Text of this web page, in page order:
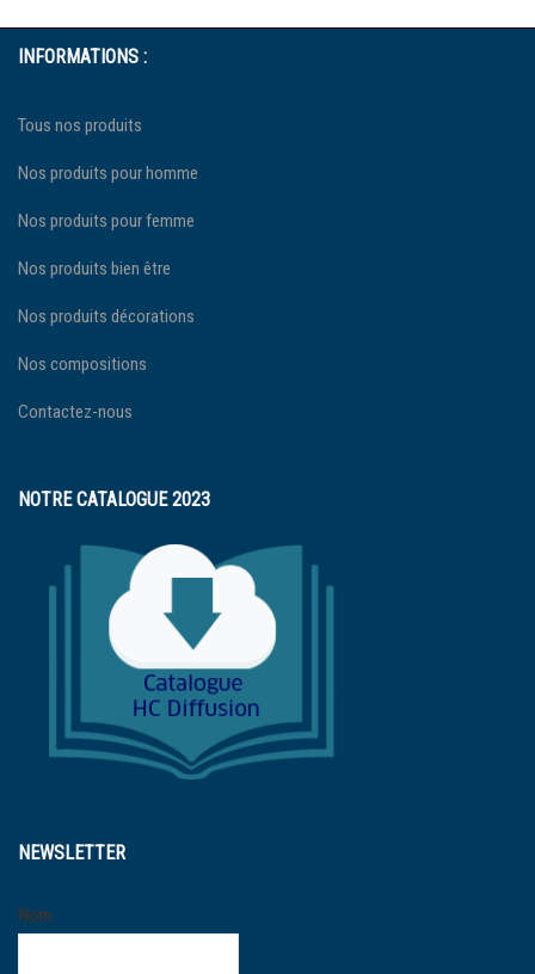
INFORMATIONS :
Tous nos produits
Nos produits pour homme
Nos produits pour femme
Nos produits bien être
Nos produits décorations
Nos compositions
Contactez-nous
NOTRE CATALOGUE 2023
NEWSLETTER
Nom